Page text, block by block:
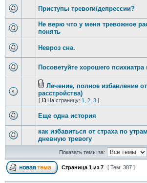
Приступы тревоги/депрессии?
Не верю что у меня тревожное
понять
Невроз сна.
Посоветуйте хорошего
Лечение, полное избавление
расстройства)
[ На страницу: 1 2, 3]
Еще одна история
как избавиться от страха по
дневную тревогу
Показать темы за:
Страница 1из 7 [ Тем: 387 ]